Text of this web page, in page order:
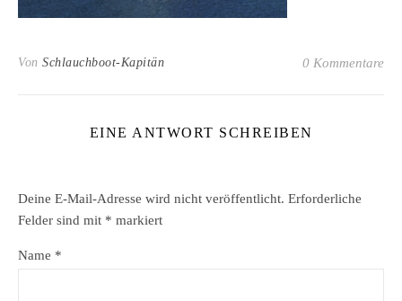
Von Schlauchboot-Kapitän 0 Kommentare
EINE ANTWORT SCHREIBEN
Deine E-Mail-Adresse wird nicht veröffentlicht. Erforderliche
Felder sind mit * markiert
Name *